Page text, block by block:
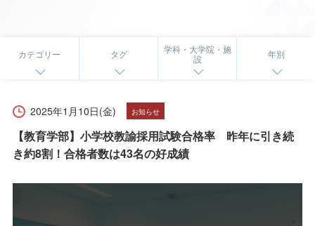
保護者の方へ 卒業生の方へ
カテゴリー タグ
学科・大学院・施
設
年別
2025年1月10日(金) お知らせ
【教育学部】小学校教諭採用試験合格率 昨年に引き続
き約8割！合格者数は43名の好成績